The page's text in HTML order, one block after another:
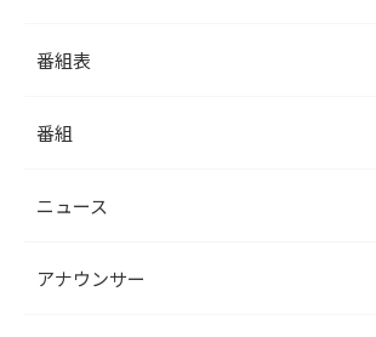
番組表
番組
ニュース
アナウンサー